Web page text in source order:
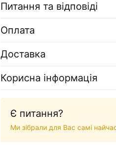
Питання та відповіді
Оплата
Доставка
Корисна інформація
Є питання?
Ми зібрали для Вас самі